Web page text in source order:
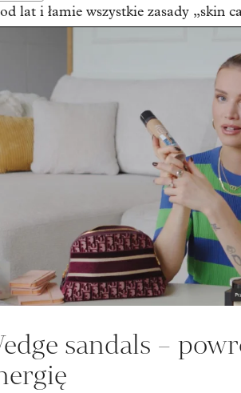
lat i łamie wszystkie zasady „skin
sandals –